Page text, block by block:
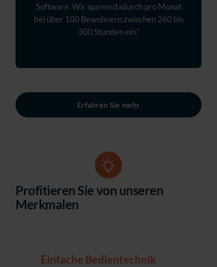
Software. Wir sparen dadurch pro Monat
bei über 100 Bewohnern zwischen 260 bis
300 Stunden ein.”
Erfahren Sie mehr
Profitieren Sie von unseren
Merkmalen
Einfache Bedientechnik